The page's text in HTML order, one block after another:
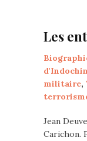
Les
militaire,
Jean
Carichon.